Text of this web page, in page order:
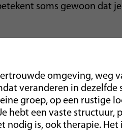
soms gewoon dat
omgeving, weg
veranderen in dezelfde
groep, op een rustige
hebt een vaste structuur,
nodig is, ook therapie. Het